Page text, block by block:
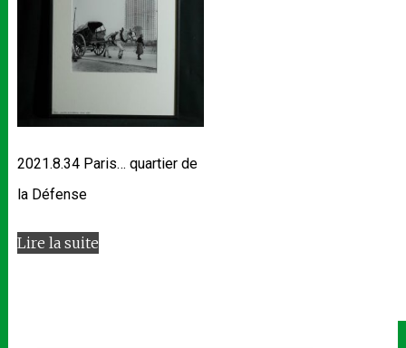
2021.8.34 Paris… quartier de
la Défense
Lire la suite